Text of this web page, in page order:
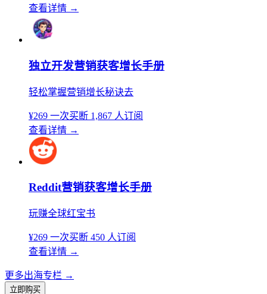
查看详情 →
独立开发营销获客增长手册
轻松掌握营销增长秘诀去
¥269 一次买断 1,867 人订阅
查看详情 →
Reddit营销获客增长手册
玩赚全球红宝书
¥269 一次买断 450 人订阅
查看详情 →
更多出海专栏 →
立即购买